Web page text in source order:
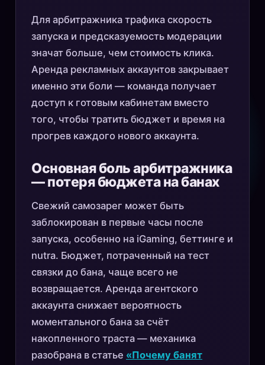
Для арбитражника трафика скорость
запуска и предсказуемость модерации
значат больше, чем стоимость клика.
Аренда рекламных аккаунтов закрывает
именно эти боли — команда получает
доступ к готовым кабинетам вместо
того, чтобы тратить бюджет и время на
прогрев каждого нового аккаунта.
Основная боль арбитражника
— потеря бюджета на банах
Свежий самозарег может быть
заблокирован в первые часы после
запуска, особенно на iGaming, беттинге и
nutra. Бюджет, потраченный на тест
связки до бана, чаще всего не
возвращается. Аренда агентского
аккаунта снижает вероятность
моментального бана за счёт
накопленного траста — механика
разобрана в статье «Почему банят